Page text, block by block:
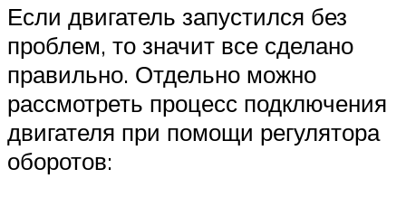
Если двигатель запустился без
проблем, то значит все сделано
правильно. Отдельно можно
рассмотреть процесс подключения
двигателя при помощи регулятора
оборотов: